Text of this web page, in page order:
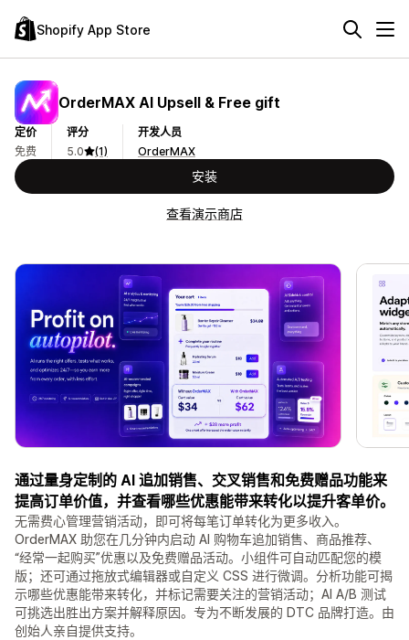
Shopify App Store
OrderMAX AI Upsell & Free gift
定价
免费
评分
5.0
(1)
开发人员
OrderMAX
安装
查看演示商店
通过量身定制的 AI 追加销售、交叉销售和免费赠品功能来
提高订单价值，并查看哪些优惠能带来转化以提升客单价。
无需费心管理营销活动，即可将每笔订单转化为更多收入。
OrderMAX 助您在几分钟内启动 AI 购物车追加销售、商品推荐、
“经常一起购买”优惠以及免费赠品活动。小组件可自动匹配您的模
版；还可通过拖放式编辑器或自定义 CSS 进行微调。分析功能可揭
示哪些优惠能带来转化，并标记需要关注的营销活动；AI A/B 测试
可挑选出胜出方案并解释原因。专为不断发展的 DTC 品牌打造。由
创始人亲自提供支持。